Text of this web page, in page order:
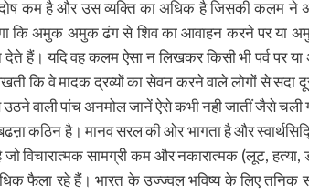
दोष कम है और उस व्यक्ति का अधिक है जिसकी कलम ने
कि अमुक अमुक ढंग से शिव का आवाहन करने पर या
हैं। यदि वह कलम ऐसा न लिखकर किसी भी पर्व पर
कि वे मादक द्रव्यों का सेवन करने वाले लोगों से सदा
उठने वाली पांच अनमोल जानें ऐसे कभी नही जातीं जैसे चली
है। मानव सरल की ओर भागता है और
विचारात्मक सामग्री कम और नकारात्मक (लूट, हत्या,
फैला रहे हैं। भारत के उज्ज्वल भविष्य के लिए तनिक